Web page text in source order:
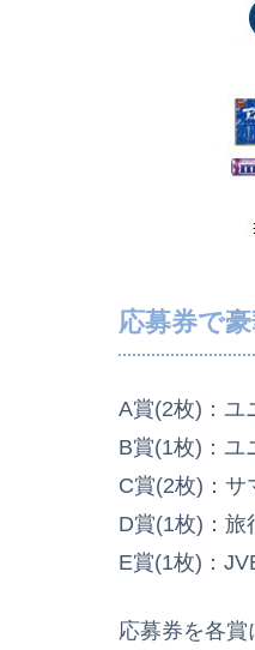
応募券で
A賞(2枚)：ユ
B賞(1枚)：ユ
C賞(2枚)：サ
D賞(1枚)：旅
E賞(1枚)：
応募券を各賞